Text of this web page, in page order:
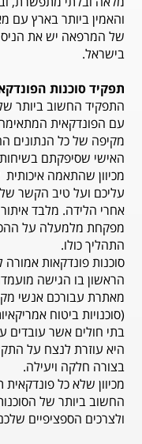
והאמין ביותר בארץ עם
של המרפאה יש את
בישראל.
תפקיד סוכנות
התפקיד החשוב ביותר
עם הפונדקאית
מקיפה של כל הנתונים
האישי שסיפקתם
מכיוון שהתאמה
עליכם ועל טיב הקשר
אחרי הלידה. מלבד
מפקחת מלמעלה על
התהליך כולו.
סוכנות פונדקאות
הראשון בו הגישה
מאתרת עבורכם אנשי
(סוכנויות ביטוח
בתי חולים אשר עובדים
היא עוזרת לנצח על
בצורה חלקה ויעילה.
מכיוון שלא כל
החשוב ביותר של
ולצרכים הספציפיים